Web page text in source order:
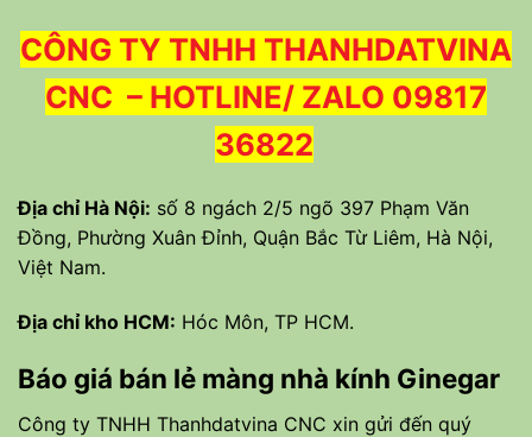
CÔNG TY TNHH THANHDATVINA
CNC – HOTLINE/ ZALO 09817
36822
Địa chỉ Hà Nội: số 8 ngách 2/5 ngõ 397 Phạm Văn
Đồng, Phường Xuân Đỉnh, Quận Bắc Từ Liêm, Hà Nội,
Việt Nam.
Địa chỉ kho HCM: Hóc Môn, TP HCM.
Báo giá bán lẻ màng nhà kính Ginegar
Công ty TNHH Thanhdatvina CNC xin gửi đến quý